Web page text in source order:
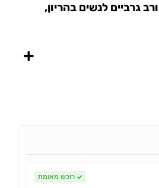
גרביים לנשים בהריון,
✓ רוכש מאומת